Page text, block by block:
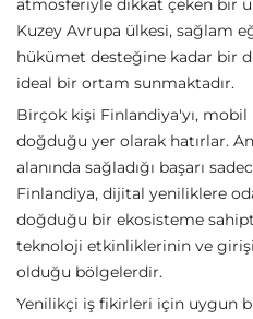
atmosferiyle dikkat çeken bir
Kuzey Avrupa ülkesi, sağlam
hükümet desteğine kadar bir
ideal bir ortam sunmaktadır.
Birçok kişi Finlandiya'yı,
doğduğu yer olarak hatırlar.
alanında sağladığı başarı
Finlandiya, dijital yeniliklere
doğduğu bir ekosisteme
teknoloji etkinliklerinin ve
olduğu bölgelerdir.
Yenilikçi iş fikirleri için uygun